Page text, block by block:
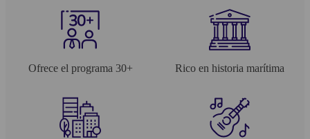
Ofrece el programa 30+ Rico en historia marítima